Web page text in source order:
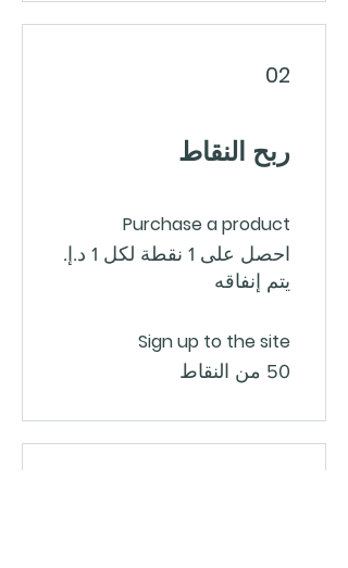
02
ربح النقاط
Purchase a product
احصل على 1 نقطة لكل ‏1 د.إ.‏
يتم إنفاقه
Sign up to the site
50 من النقاط